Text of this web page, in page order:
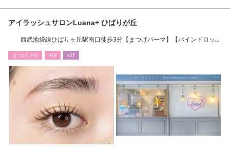
アイラッシュサロンLuana+ ひばりが丘
西武池袋線ひばりヶ丘駅南口徒歩3分【まつげパーマ】【バインドロッ
まつげ･ﾒｲｸ ﾈｲﾙ ｴｽﾃ